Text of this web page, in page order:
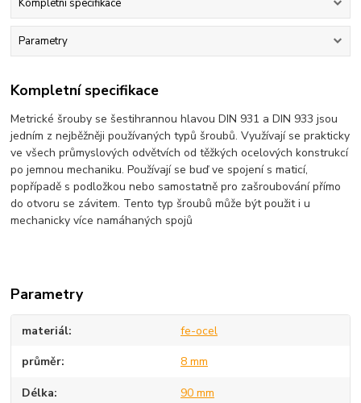
Kompletní specifikace
Parametry
Kompletní specifikace
Metrické šrouby se šestihrannou hlavou DIN 931 a DIN 933 jsou
jedním z nejběžněji používaných typů šroubů. Využívají se prakticky
ve všech průmyslových odvětvích od těžkých ocelových konstrukcí
po jemnou mechaniku. Používají se buď ve spojení s maticí,
popřípadě s podložkou nebo samostatně pro zašroubování přímo
do otvoru se závitem. Tento typ šroubů může být použit i u
mechanicky více namáhaných spojů
Parametry
materiál fe-ocel
průměr 8 mm
Délka 90 mm